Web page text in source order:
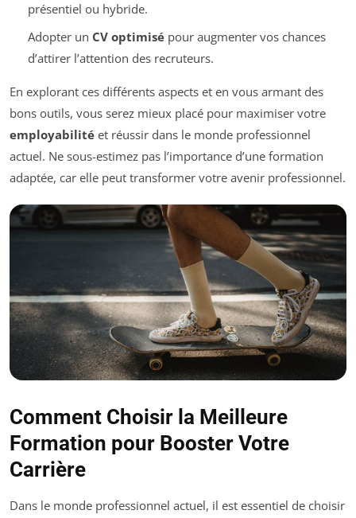
présentiel ou hybride.
Adopter un CV optimisépour augmenter vos chances
d’attirer l’attention des recruteurs.
En explorant ces différents aspects et en vous armant des
bons outils, vous serez mieux placé pour maximiser votre
employabilité et réussir dans le monde professionnel
actuel. Ne sous-estimez pas l’importance d’une formation
adaptée, car elle peut transformer votre avenir professionnel.
Comment Choisir la Meilleure
Formation pour Booster Votre
Carrière
Dans le monde professionnel actuel, il est essentiel de choisir